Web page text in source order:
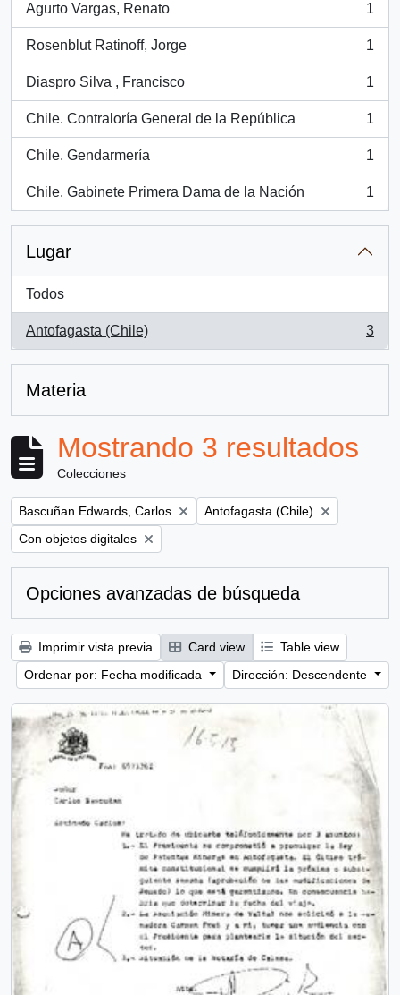
Agurto Vargas, Renato
, 1 resultados
1
Rosenblut Ratinoff, Jorge
, 1 resultados
1
Diaspro Silva , Francisco
, 1 resultados
1
Chile. Contraloría General de la República
, 1 resultados
1
Chile. Gendarmería
, 1 resultados
1
Chile. Gabinete Primera Dama de la Nación
, 1 resultados
1
Lugar
Todos
Antofagasta (Chile)
, 3 resultados
3
Materia
Mostrando 3 resultados
Colecciones
Remove filter:
Bascuñan Edwards, Carlos Remove filter:
Antofagasta (Chile)
Remove filter:
Con objetos digitales
Opciones avanzadas de búsqueda
Imprimir vista previa Card view
Table view
Ordenar por: Fecha modificada
Dirección: Descendente